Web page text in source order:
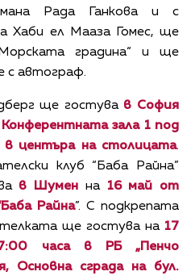
Рада Ганкова и с
Хаби ел Мааза Гомес, ще
градина“ и ще
с автограф.
ще гостува в София
зала 1 под
в центъра на столицата.
клуб “Баба Райна”
в Шумен на 16 май от
Райна”. С подкрепата
ще гостува на 17
часа в РБ „Пенчо
Основна сграда на бул.